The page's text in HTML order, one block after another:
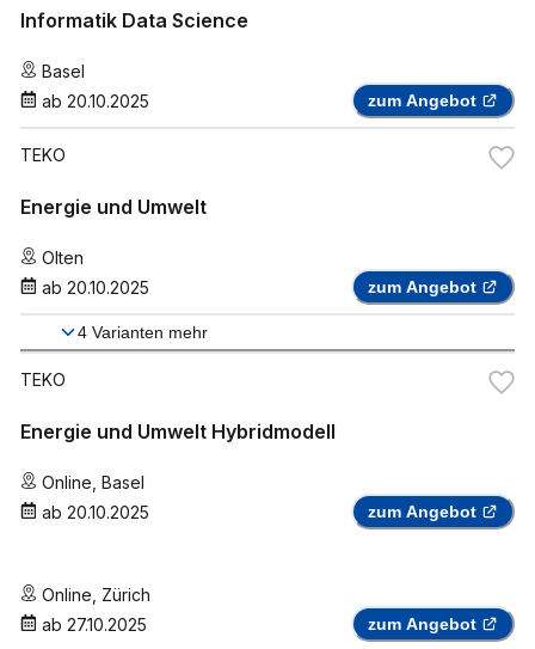
Informatik Data Science
Basel
ab 20.10.2025 zum Angebot
TEKO
Energie und Umwelt
Olten
ab 20.10.2025 zum Angebot
4 Varianten mehr
TEKO
Energie und Umwelt Hybridmodell
Online Basel
ab 20.10.2025 zum Angebot
Online Zürich
ab 27.10.2025 zum Angebot